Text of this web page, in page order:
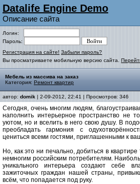
Datalife Engine Demo
Описание сайта
Логин:
Пароль:
Регистрация на сайте! Забыли пароль?
Вы просматриваете мобильную версию сайта.
Мебель из массива на заказ
Категория: Ремонт квартир
автор: domik | 2-09-2012, 22:41 | Просмотров: 346
Сегодня, очень многим людям,
наполнить интерьерное пространство не
уютом, но и вселить в него свою душу. В
преобладать гармония с
цениться всеми гостями, приглашенными к
Но, как это ни печально, добиться в
немногим российским потребителям.
уникального интерьера создают себе
зажиточных граждан нашей страны,
всём, что попадается под руку.